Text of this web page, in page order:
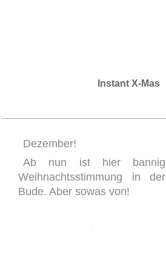
Instant X-Mas
Dezember!
Ab nun ist hier bannig
Weihnachtsstimmung in der
Bude. Aber sowas von!